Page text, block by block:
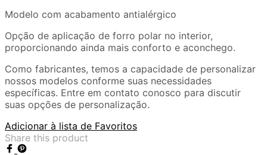
Modelo com acabamento antialérgico
Opção de aplicação de forro polar no interior,
proporcionando ainda mais conforto e aconchego.
Como fabricantes, temos a capacidade de personalizar
nossos modelos conforme suas necessidades
específicas. Entre em contato conosco para discutir
suas opções de personalização.
Adicionar à lista de Favoritos
Share this product